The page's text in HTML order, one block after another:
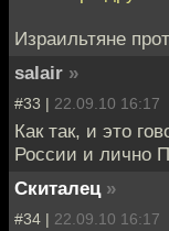
Израильтяне
salair »
#33 | 22.09.10 16:17
Как так, и это
России и лично
Скиталец »
#34 | 22.09.10 16:17